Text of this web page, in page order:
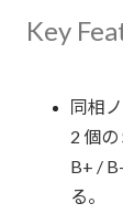
Key
同相
2 個
B+ /
る。